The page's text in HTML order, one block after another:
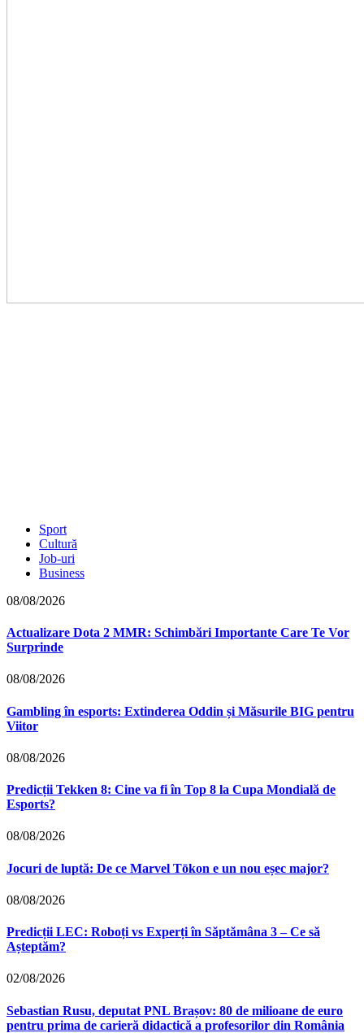
Sport
Cultură
Job-uri
Business
08/08/2026
Actualizare Dota 2 MMR: Schimbări Importante Care Te Vor
Surprinde
08/08/2026
Gambling în esports: Extinderea Oddin și Măsurile BIG pentru
Viitor
08/08/2026
Predicții Tekken 8: Cine va fi în Top 8 la Cupa Mondială de
Esports?
08/08/2026
Jocuri de luptă: De ce Marvel Tōkon e un nou eșec major?
08/08/2026
Predicții LEC: Roboți vs Experți în Săptămâna 3 – Ce să
Așteptăm?
02/08/2026
Sebastian Rusu, deputat PNL Brașov: 80 de milioane de euro
pentru prima de carieră didactică a profesorilor din România